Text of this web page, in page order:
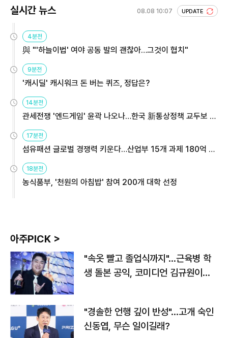
실시간 뉴스 08.08 10:07 UPDATE
4분전
與 "'하늘이법' 여야 공동 발의 괜찮아…그것이 협치"
9분전
'캐시딜' 캐시워크 돈 버는 퀴즈, 정답은?
14분전
관세전쟁 '엔드게임' 윤곽 나오나…한국 新통상정책 교두보 활
17분전
섬유패션 글로벌 경쟁력 키운다…산업부 15개 과제 180억 지
18분전
농식품부, '천원의 아침밥' 참여 200개 대학 선정
아주PICK >
"속옷 빨고 졸업식까지"…근육병 학
생 돌본 공익, 코미디언 김규원이었
"경솔한 언행 깊이 반성"…고개 숙인
신동엽, 무슨 일이길래?